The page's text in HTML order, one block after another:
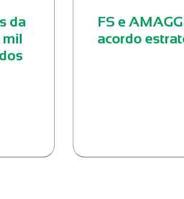
da
mil
FS e
acordo